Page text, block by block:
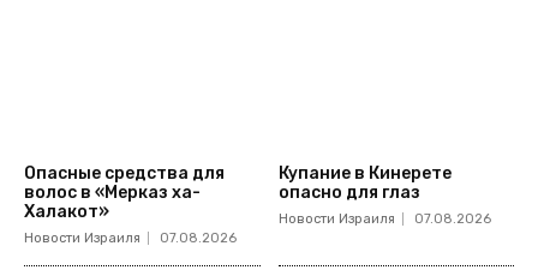
Опасные средства для
волос в «Мерказ ха-
Халакот»
Новости Израиля 07.08.2026
Купание в Кинерете
опасно для глаз
Новости Израиля 07.08.2026